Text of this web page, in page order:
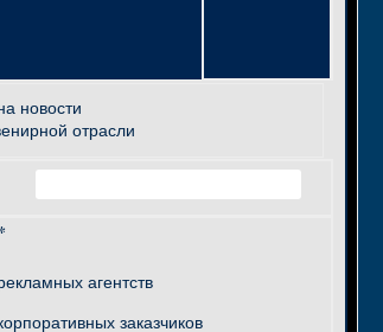
новости
отрасли
*
агентств
заказчиков